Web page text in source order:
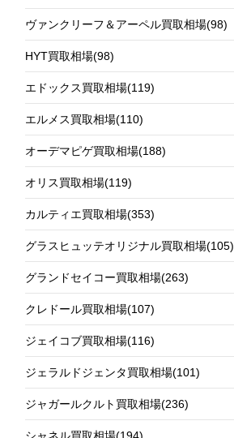
ヴァンクリーフ＆アーペル買取相場(98)
HYT買取相場(98)
エドックス買取相場(119)
エルメス買取相場(110)
オーデマピゲ買取相場(188)
オリス買取相場(119)
カルティエ買取相場(353)
グラスヒュッテオリジナル買取相場(105)
グランドセイコー買取相場(263)
クレドール買取相場(107)
ジェイコブ買取相場(116)
ジェラルドジェンタ買取相場(101)
ジャガールクルト買取相場(236)
シャネル買取相場(194)